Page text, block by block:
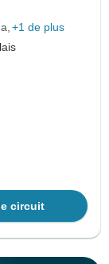
+1 de plus
circuit